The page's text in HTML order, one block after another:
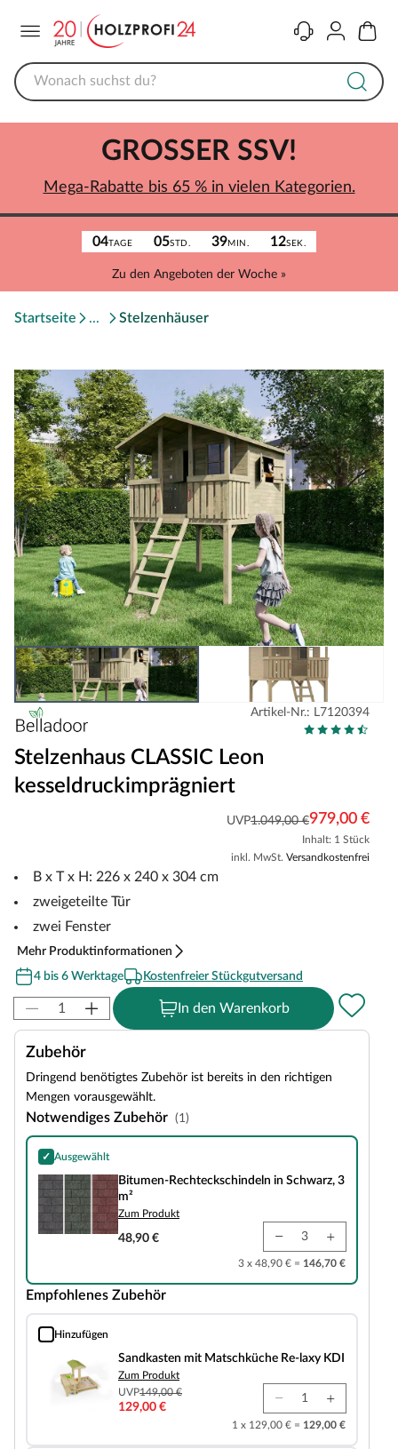
KontaktKonto
04TAGE 05STD. 39MIN. 12SEK.
Zu den Angeboten der Woche »
GROSSER SSV!
Mega-Rabatte bis 65 % in vielen Kategorien.
Startseite Stelzenhäuser
Artikel-Nr.: L7120394
Stelzenhaus CLASSIC Leon
kesseldruckimprägniert
UVP1.049,00 €979,00 €
Inhalt: 1 Stück
inkl. MwSt. Versandkostenfrei
B x T x H: 226 x 240 x 304 cm
zweigeteilte Tür
zwei Fenster
Mehr Produktinformationen
4 bis 6 Werktage
Kostenfreier Stückgutversand
In den Warenkorb
Zubehör
Dringend benötigtes Zubehör ist bereits in den richtigen
Mengen vorausgewählt.
Notwendiges Zubehör (1)
✓ Ausgewählt
Bitumen-Rechteckschindeln in Schwarz, 3 m²
Bitumen-Rechteckschindeln in Schwarz, 3
m²
Zum Produkt
48,90 €
3 x 48,90 € = 146,70 €
Empfohlenes Zubehör
Hinzufügen
Sandkasten mit Matschküche Re-laxy KDI
Sandkasten mit Matschküche Re-laxy KDI
Zum Produkt
UVP149,00 €
129,00 €
1 x 129,00 € = 129,00 €